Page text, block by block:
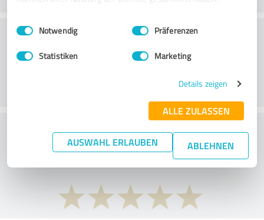
Impressum Datenschutzbestimmungen
Einwilligungsauswahl
Notwendig Präferenzen
Statistiken Marketing
Details zeigen
ALLE ZULASSEN
AUSWAHL ERLAUBEN ABLEHNEN
Asiakaspalvelu
What do you think of the price to
performance ratio?